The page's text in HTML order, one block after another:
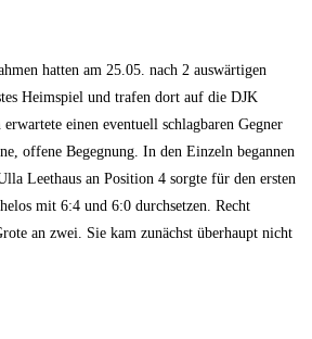
hatten am 25.05. nach 2 auswärtigen
Heimspiel und trafen dort auf die DJK
einen eventuell schlagbaren Gegner
offene Begegnung. In den Einzeln begannen
Leethaus an Position 4 sorgte für den ersten
mit 6:4 und 6:0 durchsetzen. Recht
an zwei. Sie kam zunächst überhaupt nicht